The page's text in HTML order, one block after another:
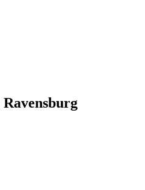
Ravensburg